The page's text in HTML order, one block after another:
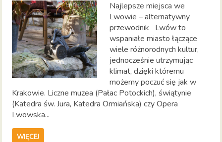
Najlepsze miejsca we
Lwowie – alternatywny
przewodnik Lwów to
wspaniałe miasto łączące
wiele różnorodnych kultur,
jednocześnie utrzymując
klimat, dzięki któremu
możemy poczuć się jak w
Krakowie. Liczne muzea (Pałac Potockich), świątynie
(Katedra św. Jura, Katedra Ormiańska) czy Opera
Lwowska...
WIĘCEJ